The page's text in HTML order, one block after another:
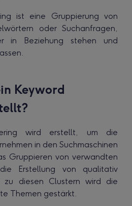
ist eine Gruppierung von
oder Suchanfragen,
in Beziehung stehen und
Keyword
wird erstellt, um die
in den Suchmaschinen
Gruppieren von verwandten
Erstellung von qualitativ
zu diesen Clustern wird die
Themen gestärkt.